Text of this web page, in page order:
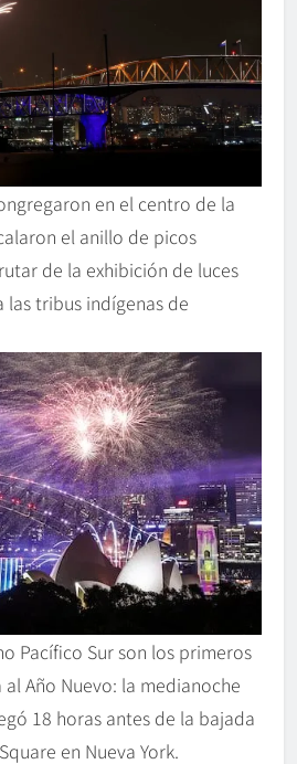
en el centro de la
el anillo de picos
de la exhibición de luces
tribus indígenas de
Pacífico Sur son los primeros
Año Nuevo: la medianoche
18 horas antes de la bajada
en Nueva York.